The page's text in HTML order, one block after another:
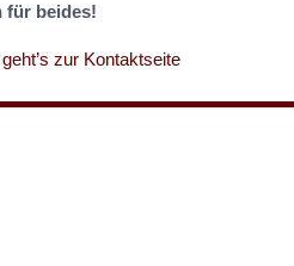
für beides!
zur Kontaktseite